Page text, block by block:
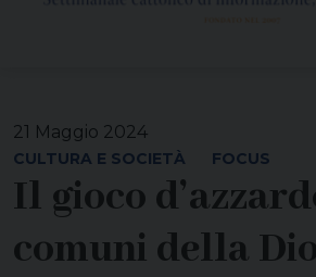
21 Maggio 2024
CULTURA E SOCIETÀ FOCUS
Il gioco
comuni della